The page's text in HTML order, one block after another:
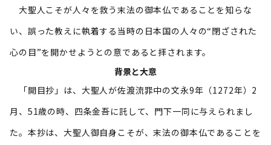
大聖人こそが人々を救う末法の御本仏であることを知らな
い、誤った教えに執着する当時の日本国の人々の“閉ざされた
心の目”を開かせようとの意であると拝されます。
背景と大意
「開目抄」は、大聖人が佐渡流罪中の文永9年（1272年）2
月、51歳の時、四条金吾に託して、門下一同に与えられまし
た。本抄は、大聖人御自身こそが、末法の御本仏であることを